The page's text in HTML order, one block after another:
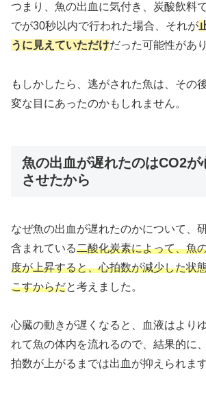
つまり、魚の出血に気付き、炭酸飲料
でが30秒以内で行われた場合、それが
うに見えていただけだった可能性があ
もしかしたら、逃がされた魚は、その
変な目にあったのかもしれません。
魚の出血が遅れたのはCO2が
させたから
なぜ魚の出血が遅れたのかについて、
含まれている二酸化炭素によって、魚
度が上昇すると、心拍数が減少した状
こすからだと考えました。
心臓の動きが遅くなると、血液はより
れて魚の体内を流れるので、結果的に
拍数が上がるまでは出血が抑えられます